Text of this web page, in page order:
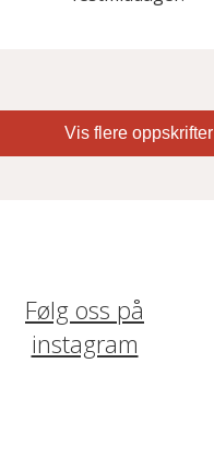
Vis flere oppskrifter
Følg oss på
instagram